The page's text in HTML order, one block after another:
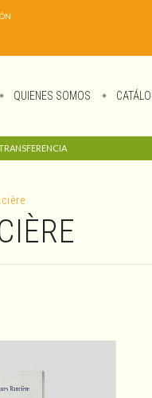
QUIENES SOMOS